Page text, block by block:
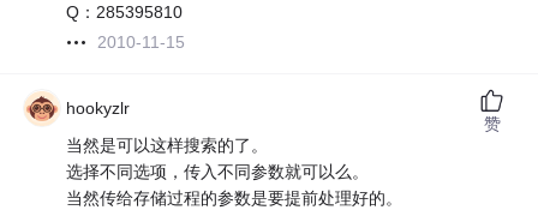
Q：285395810
2010-11-15
hookyzlr
当然是可以这样搜索的了。
选择不同选项，传入不同参数就可以么。
当然传给存储过程的参数是要提前处理好的。
赞